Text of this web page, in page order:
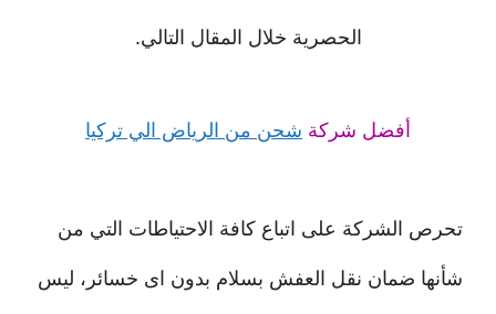
الحصرية خلال المقال التالي.
أفضل شركة شحن من الرياض الي تركيا
تحرص الشركة على اتباع كافة الاحتياطات التي من
شأنها ضمان نقل العفش بسلام بدون اى خسائر، ليس